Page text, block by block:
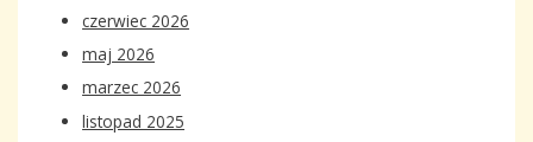
czerwiec 2026
maj 2026
marzec 2026
listopad 2025